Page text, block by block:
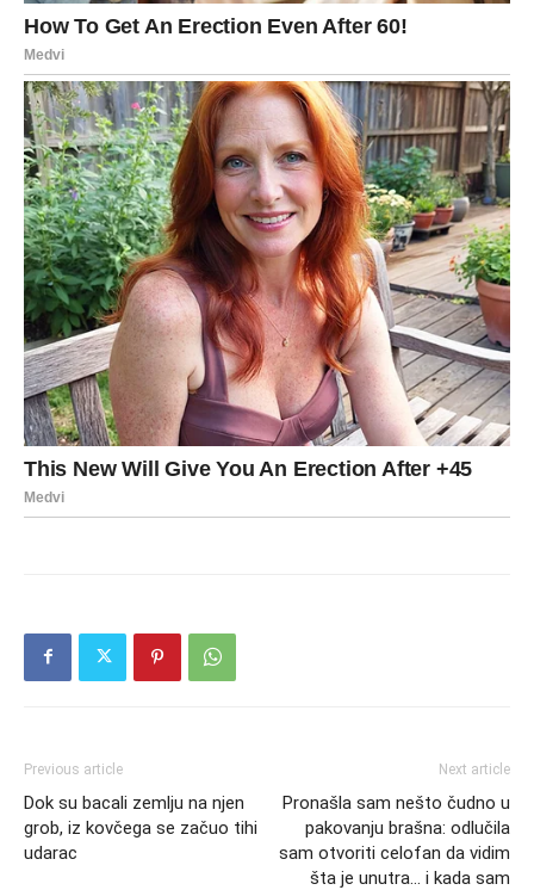
Previous article
Dok su bacali zemlju na njen
grob, iz kovčega se začuo tihi
udarac
Next article
Pronašla sam nešto čudno u
pakovanju brašna: odlučila
sam otvoriti celofan da vidim
šta je unutra… i kada sam